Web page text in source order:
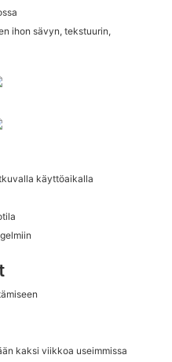
ihon sävyn, tekstuurin,
käyttöaikalla
kaksi viikkoa useimmissa